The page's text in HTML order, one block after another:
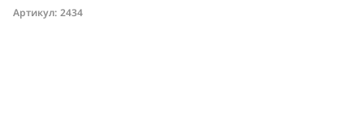
Артикул: 2434